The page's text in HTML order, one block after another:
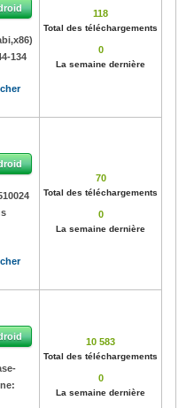
134
118
Total des téléchargements
0
La semaine dernière
70
Total des téléchargements
0
La semaine dernière
10 583
Total des téléchargements
0
La semaine dernière